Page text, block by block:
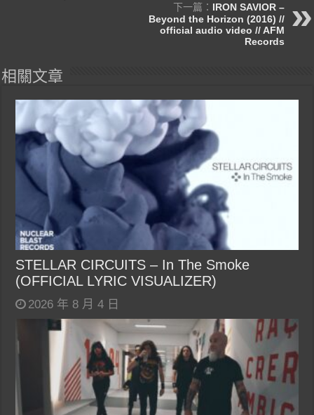
下一篇： IRON SAVIOR –
Beyond the Horizon (2016) //
official audio video // AFM
Records
相關文章
STELLAR CIRCUITS – In The Smoke
(OFFICIAL LYRIC VISUALIZER)
2026 年 8 月 4 日